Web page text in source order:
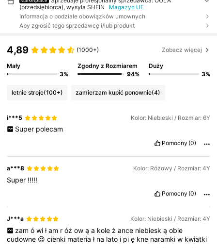
(przedsiębiorca), wysyła SHEIN
Magazyn UE
Informacja o podziale obowiązków umownych
Aby zgłosić tego sprzedawcę i/lub produkt
4,89 (1000+) Zobacz więcej
Mały
3%
Zgodny z Rozmiarem
94%
Duży
3%
letnie stroje(100+) zamierzam kupić ponownie(4)
i***5 Kolor: Niebieski / Rozmiar: 6Y
Super polecam
Pomocny (0)
a***8 Kolor: Różowy / Rozmiar: 4Y
Super !!!!!
Pomocny (0)
J***a Kolor: Niebieski / Rozmiar: 4Y
zam ó wi łam r óż ow ą a kole ż ance niebiesk ą obie
cudowne 😍cienki materiał na lato i pię kne naramkiw kwiatki